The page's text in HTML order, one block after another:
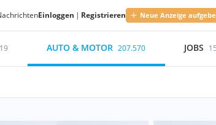
Einloggen | Registrieren Neue Anzeige
AUTO & MOTOR 207.570 JOBS